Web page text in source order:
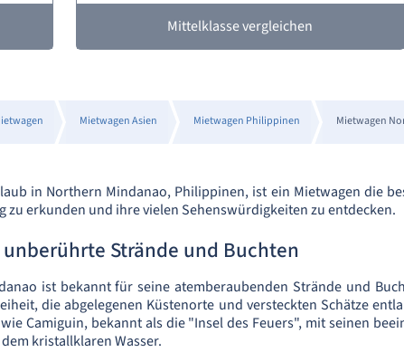
Mittelklasse vergleichen
Mietwagen Asien Mietwagen Philippinen Mietwagen
in Northern Mindanao, Philippinen, ist ein Mietwagen die
zu erkunden und ihre vielen Sehenswürdigkeiten zu entdecken.
Strände und Buchten
ist bekannt für seine atemberaubenden Strände und
die abgelegenen Küstenorte und versteckten Schätze
Camiguin, bekannt als die "Insel des Feuers", mit seinen
kristallklaren Wasser.